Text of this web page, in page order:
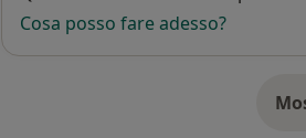
Cosa posso fare adesso?